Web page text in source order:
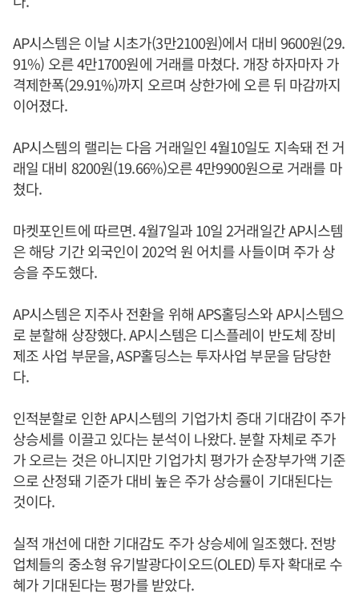
AP시스템은 이날 시초가(3만2100원)에서 대비 9600원(29.
91%) 오른 4만1700원에 거래를 마쳤다. 개장 하자마자 가
격제한폭(29.91%)까지 오르며 상한가에 오른 뒤 마감까지
이어졌다.
AP시스템의 랠리는 다음 거래일인 4월10일도 지속돼 전 거
래일 대비 8200원(19.66%)오른 4만9900원으로 거래를 마
쳤다.
마켓포인트에 따르면. 4월7일과 10일 2거래일간 AP시스템
은 해당 기간 외국인이 202억 원 어치를 사들이며 주가 상
승을 주도했다.
AP시스템은 지주사 전환을 위해 APS홀딩스와 AP시스템으
로 분할해 상장했다. AP시스템은 디스플레이 반도체 장비
제조 사업 부문을, ASP홀딩스는 투자사업 부문을 담당한
다.
인적분할로 인한 AP시스템의 기업가치 증대 기대감이 주가
상승세를 이끌고 있다는 분석이 나왔다. 분할 자체로 주가
가 오르는 것은 아니지만 기업가치 평가가 순장부가액 기준
으로 산정돼 기준가 대비 높은 주가 상승률이 기대된다는
것이다.
실적 개선에 대한 기대감도 주가 상승세에 일조했다. 전방
업체들의 중소형 유기발광다이오드(OLED) 투자 확대로 수
혜가 기대된다는 평가를 받았다.